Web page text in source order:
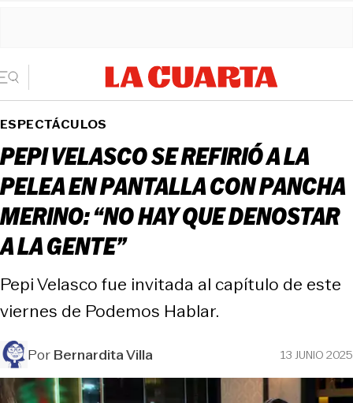
ESPECTÁCULOS
PEPI VELASCO SE REFIRIÓ A LA
PELEA EN PANTALLA CON PANCHA
MERINO: “NO HAY QUE DENOSTAR
A LA GENTE”
Pepi Velasco fue invitada al capítulo de este
viernes de Podemos Hablar.
PorBernardita Villa 13 JUNIO 2025